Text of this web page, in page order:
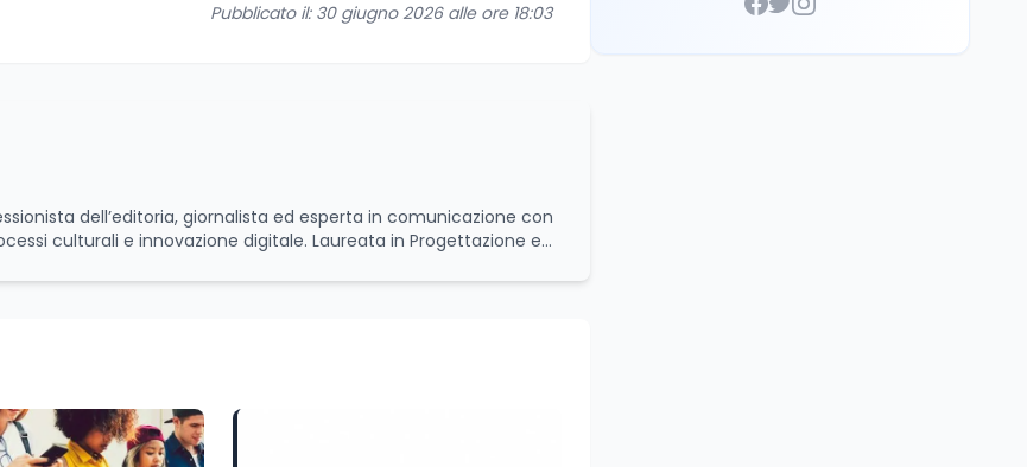
Pubblicato il: 30 giugno 2026 alle ore 18:03
culturali e innovazione digitale. Laureata in Progettazione e
magistrale in Editoria e Giornalismo, focalizzandosi sull'analisi
giornalistico con le più avanzate strategie di analisi
corso della sua carriera ha maturato esperienza all'interno di
di interpretare la cultura come motore di cambiamento